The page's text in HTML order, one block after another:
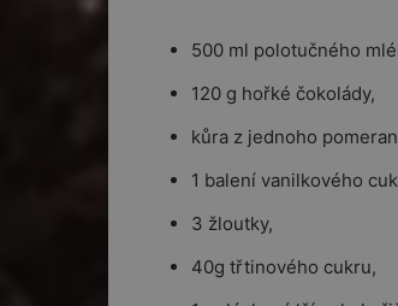
500 ml polotučného
120 g hořké čokolády,
kůra z jednoho
1 balení vanilkového
3 žloutky,
40g třtinového cukru,